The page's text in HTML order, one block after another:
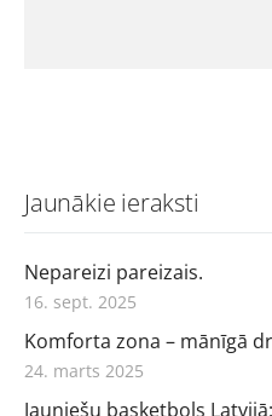
Jaunākie ieraksti
Nepareizi pareizais.
16. sept. 2025
Komforta zona – mānīgā
24. marts 2025
Jauniešu basketbols